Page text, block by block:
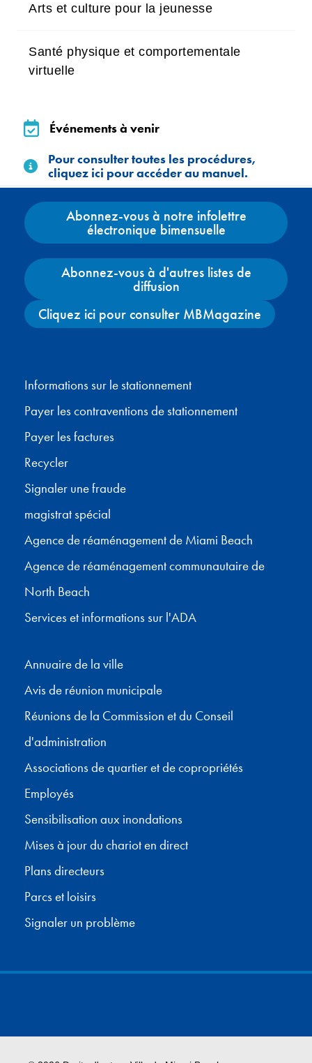
Arts et culture pour la jeunesse
Santé physique et comportementale
virtuelle
Événements à venir
Événements à venir
Pour consulter toutes les procédures, cliquez ici pour
Pour consulter toutes les procédures,
cliquez ici pour accéder au manuel.
Abonnez-vous à notre infolettre
électronique bimensuelle
Abonnez-vous à d'autres listes de
diffusion
Cliquez ici pour consulter MBMagazine
Informations sur le stationnement
Payer les contraventions de stationnement
Payer les factures
Recycler
Signaler une fraude
magistrat spécial
Agence de réaménagement de Miami Beach
Agence de réaménagement communautaire de
North Beach
Services et informations sur l'ADA
Annuaire de la ville
Avis de réunion municipale
Réunions de la Commission et du Conseil
d'administration
Associations de quartier et de copropriétés
Employés
Sensibilisation aux inondations
Mises à jour du chariot en direct
Plans directeurs
Parcs et loisirs
Signaler un problème